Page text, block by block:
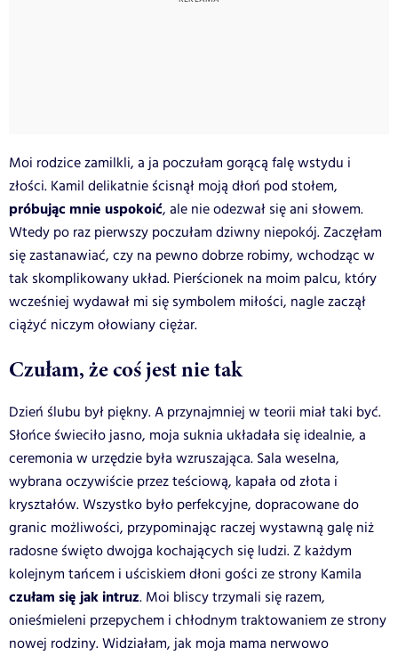
Moi rodzice zamilkli, a ja poczułam gorącą falę wstydu i
złości. Kamil delikatnie ścisnął moją dłoń pod stołem,
próbując mnie uspokoić, ale nie odezwał się ani słowem.
Wtedy po raz pierwszy poczułam dziwny niepokój. Zaczęłam
się zastanawiać, czy na pewno dobrze robimy, wchodząc w
tak skomplikowany układ. Pierścionek na moim palcu, który
wcześniej wydawał mi się symbolem miłości, nagle zaczął
ciążyć niczym ołowiany ciężar.
Czułam, że coś jest nie tak
Dzień ślubu był piękny. A przynajmniej w teorii miał taki być.
Słońce świeciło jasno, moja suknia układała się idealnie, a
ceremonia w urzędzie była wzruszająca. Sala weselna,
wybrana oczywiście przez teściową, kapała od złota i
kryształów. Wszystko było perfekcyjne, dopracowane do
granic możliwości, przypominając raczej wystawną galę niż
radosne święto dwojga kochających się ludzi. Z każdym
kolejnym tańcem i uściskiem dłoni gości ze strony Kamila
czułam się jak intruz. Moi bliscy trzymali się razem,
onieśmieleni przepychem i chłodnym traktowaniem ze strony
nowej rodziny. Widziałam, jak moja mama nerwowo